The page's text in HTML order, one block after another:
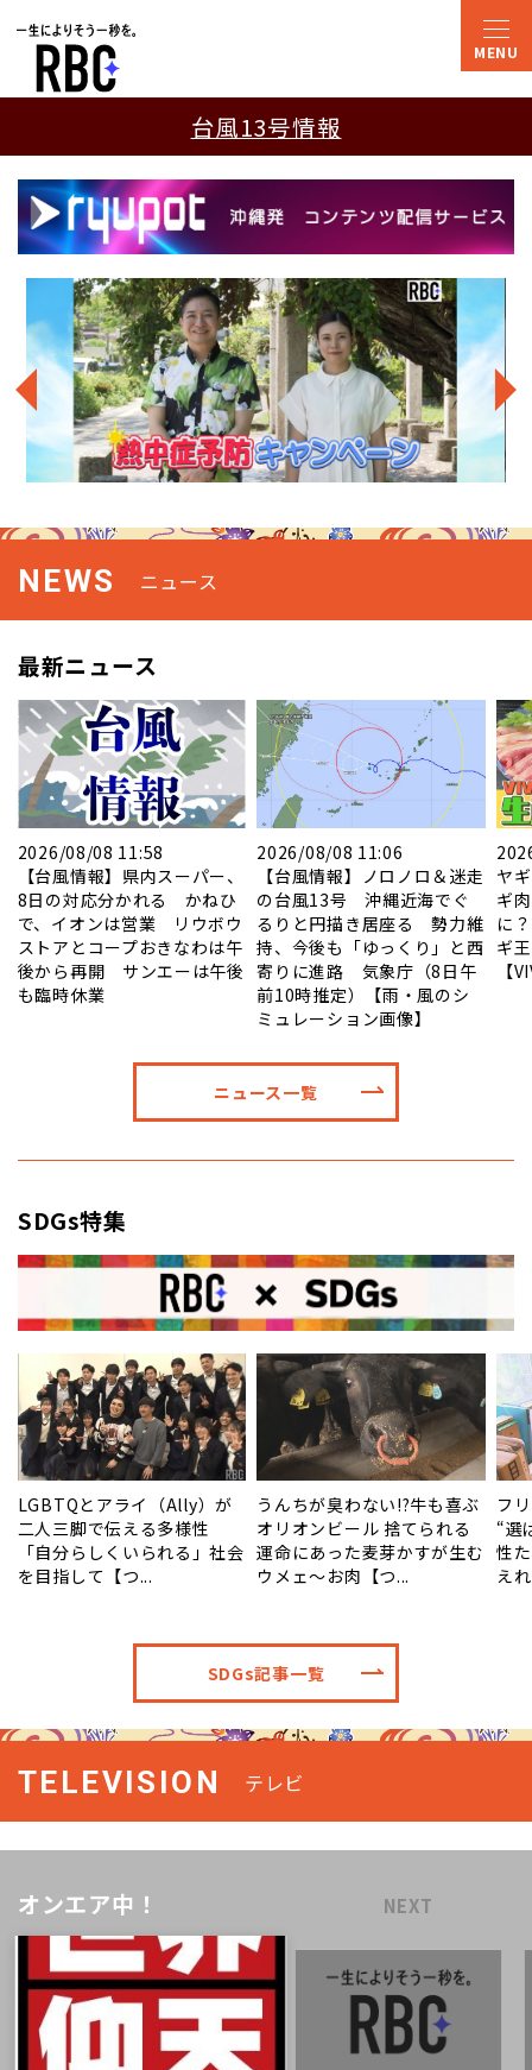
台風13号情報
NEWS ニュース
最新ニュース
2026/08/08 11:58
【台風情報】県内スーパー、
8日の対応分かれる かねひ
で、イオンは営業 リウボウ
ストアとコープおきなわは午
後から再開 サンエーは午後
も臨時休業
2026/08/08 11:06
【台風情報】ノロノロ＆迷走
の台風13号 沖縄近海でぐ
るりと円描き居座る 勢力維
持、今後も「ゆっくり」と西
寄りに進路 気象庁（8日午
前10時推定）【雨・風のシ
ミュレーション画像】
ヤ
ギ
に
ギ
【
ニュース一覧
SDGs特集
LGBTQとアライ（Ally）が
二人三脚で伝える多様性
「自分らしくいられる」社会
を目指して【つ...
うんちが臭わない!?牛も喜ぶ
オリオンビール 捨てられる
運命にあった麦芽かすが生む
ウメェ～お肉【つ...
フ
“選
性
え
SDGs記事一覧
TELEVISION テレビ
オンエア中！ NEXT